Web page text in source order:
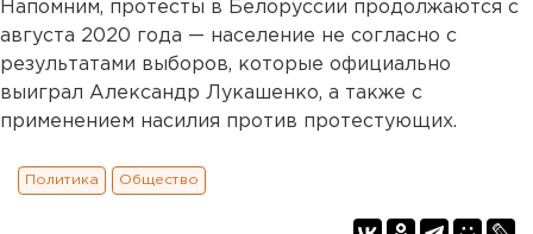
Напомним, протесты в Белоруссии продолжаются с
августа 2020 года — население не согласно с
результатами выборов, которые официально
выиграл Александр Лукашенко, а также с
применением насилия против протестующих.
Политика Общество